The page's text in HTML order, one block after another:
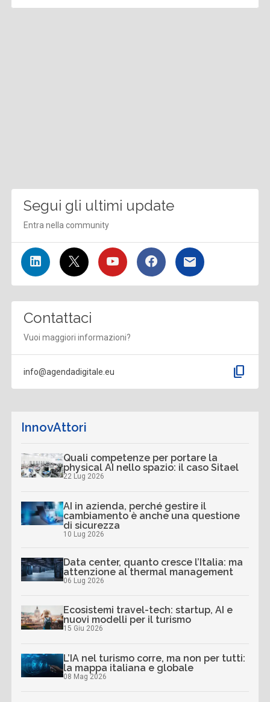
Segui gli ultimi update
Entra nella community
Contattaci
Vuoi maggiori informazioni?
info@agendadigitale.eu content_copy
InnovAttori
Quali competenze per portare la
physical AI nello spazio: il caso Sitael
22 Lug 2026
AI in azienda, perché gestire il
cambiamento è anche una questione
di sicurezza
10 Lug 2026
Data center, quanto cresce l’Italia: ma
attenzione al thermal management
06 Lug 2026
Ecosistemi travel-tech: startup, AI e
nuovi modelli per il turismo
15 Giu 2026
L’IA nel turismo corre, ma non per tutti:
la mappa italiana e globale
08 Mag 2026